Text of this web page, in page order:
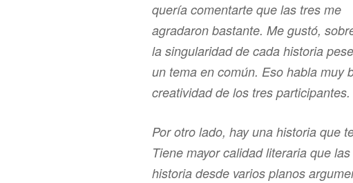
quería comentarte que las tres me
agradaron bastante. Me gustó,
la singularidad de cada historia
un tema en común. Eso habla muy
creatividad de los tres participantes.
Por otro lado, hay una historia que
Tiene mayor calidad literaria que
historia desde varios planos